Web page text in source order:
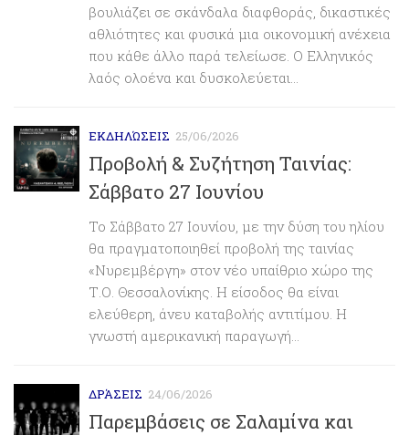
βουλιάζει σε σκάνδαλα διαφθοράς, δικαστικές
αθλιότητες και φυσικά μια οικονομική ανέχεια
που κάθε άλλο παρά τελείωσε. Ο Ελληνικός
λαός ολοένα και δυσκολεύεται...
ΕΚΔΗΛΏΣΕΙΣ 25/06/2026
Προβολή & Συζήτηση Ταινίας:
Σάββατο 27 Ιουνίου
Το Σάββατο 27 Ιουνίου, με την δύση του ηλίου
θα πραγματοποιηθεί προβολή της ταινίας
«Νυρεμβέργη» στον νέο υπαίθριο χώρο της
Τ.Ο. Θεσσαλονίκης. Η είσοδος θα είναι
ελεύθερη, άνευ καταβολής αντιτίμου. Η
γνωστή αμερικανική παραγωγή...
ΔΡΆΣΕΙΣ 24/06/2026
Παρεμβάσεις σε Σαλαμίνα και